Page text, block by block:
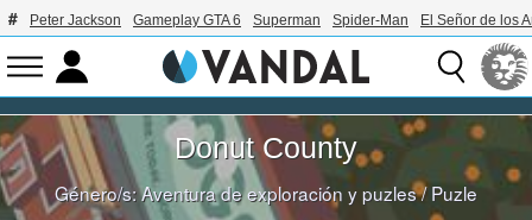
Peter Jackson Gameplay GTA 6 Superman Spider-Man El Señor de los
Donut County
Género/s:Aventura de exploración y puzles/Puzle